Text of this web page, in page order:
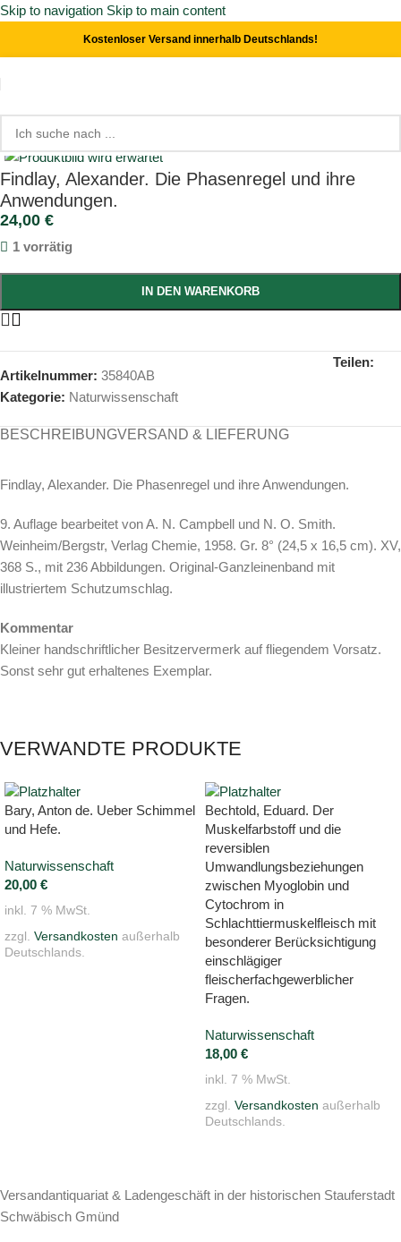
Skip to navigation Skip to main content
Kostenloser Versand innerhalb Deutschlands!
Start/ Naturwissenschaft
Click to enlarge
Findlay, Alexander. Die Phasenregel und ihre
Anwendungen.
24,00 €
1 vorrätig
IN DEN WARENKORB
Artikelnummer: 35840AB
Kategorie: Naturwissenschaft
Teilen:
BESCHREIBUNGVERSAND & LIEFERUNG
Findlay, Alexander. Die Phasenregel und ihre Anwendungen.
9. Auflage bearbeitet von A. N. Campbell und N. O. Smith.
Weinheim/Bergstr, Verlag Chemie, 1958. Gr. 8° (24,5 x 16,5 cm). XV,
368 S., mit 236 Abbildungen. Original-Ganzleinenband mit
illustriertem Schutzumschlag.
Kommentar
Kleiner handschriftlicher Besitzervermerk auf fliegendem Vorsatz.
Sonst sehr gut erhaltenes Exemplar.
VERWANDTE PRODUKTE
Bary, Anton de. Ueber Schimmel
und Hefe.
Naturwissenschaft
20,00 €
inkl. 7 % MwSt.
zzgl. Versandkosten außerhalb
Deutschlands.
Bechtold, Eduard. Der
Muskelfarbstoff und die
reversiblen
Umwandlungsbeziehungen
zwischen Myoglobin und
Cytochrom in
Schlachttiermuskelfleisch mit
besonderer Berücksichtigung
einschlägiger
fleischerfachgewerblicher
Fragen.
Naturwissenschaft
18,00 €
inkl. 7 % MwSt.
zzgl. Versandkosten außerhalb
Deutschlands.
Versandantiquariat & Ladengeschäft in der historischen Stauferstadt
Schwäbisch Gmünd